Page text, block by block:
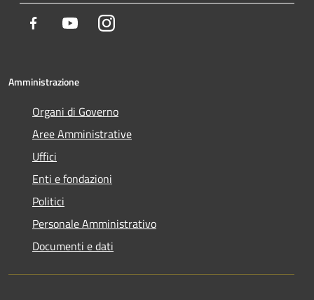
Facebook YoutubeInstagram
Amministrazione
Organi di Governo
Aree Amministrative
Uffici
Enti e fondazioni
Politici
Personale Amministrativo
Documenti e dati